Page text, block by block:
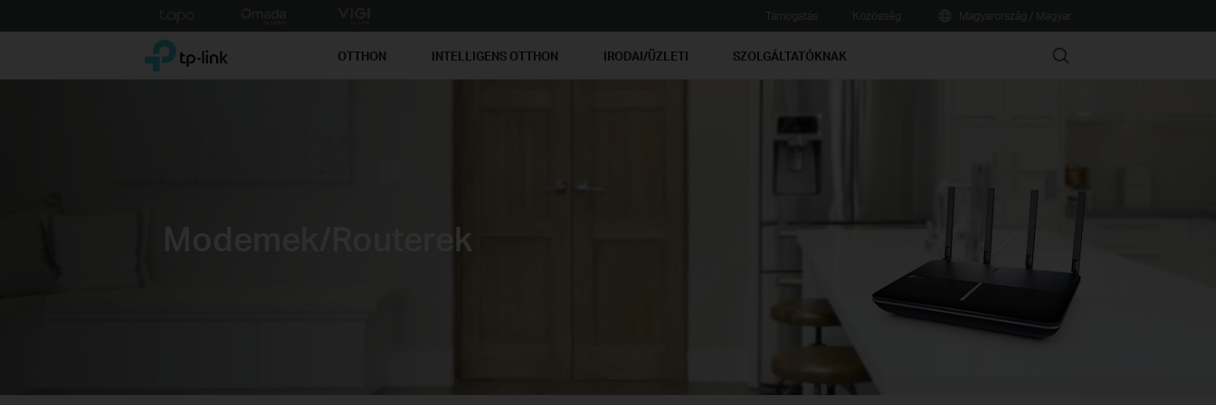
to
TP-Link, Reliably Smart OTTHON INTELLIGENS OTTHON IRODAI/ÜZLETI SZOLGÁLTATÓKNAK Search
Modemek/Routerek